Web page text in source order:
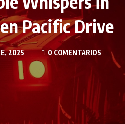
Pacific Drive
2025 0 COMENTARIOS